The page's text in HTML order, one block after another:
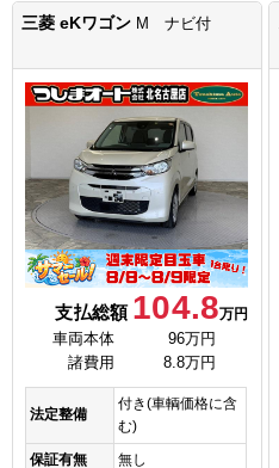
三菱 eKワゴン M ナビ付
支払総額 104.8万円
車両本体
96万円
諸費用
8.8万円
法定整備
付き(車輌価格に含
む)
保証有無
無し